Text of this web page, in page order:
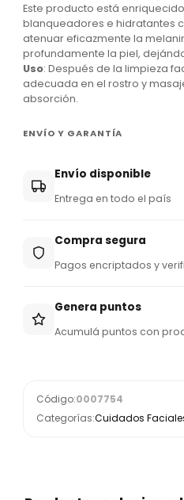
y
+
5
9
5
Este producto está
blanqueadores e hidratantes
atenuar eficazmente la
profundamente la piel,
Uso: Después de la limpieza
adecuada en el rostro y
absorción.
ENVÍO Y GARANTÍA
Envío disponible
Entrega en todo el país
Compra segura
Pagos encriptados y
Genera puntos
Acumulá puntos con
Código:0007754
Categorías:Cuidados